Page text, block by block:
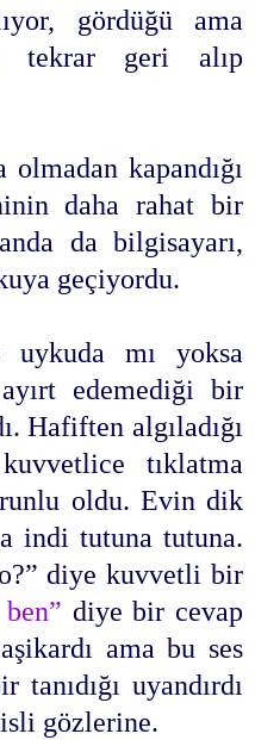
gördüğü ama
tekrar geri alıp
kapandığı
daha rahat bir
da bilgisayarı,
geçiyordu.
mı yoksa
edemediği bir
Hafiften algıladığı
tıklatma
oldu. Evin dik
indi tutuna tutuna.
diye kuvvetli bir
diye bir cevap
ama bu ses
tanıdığı uyandırdı
gözlerine.